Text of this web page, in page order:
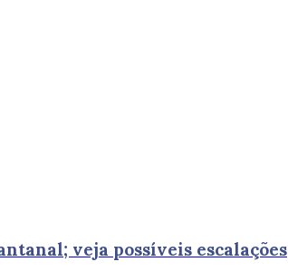
veja possíveis escalações